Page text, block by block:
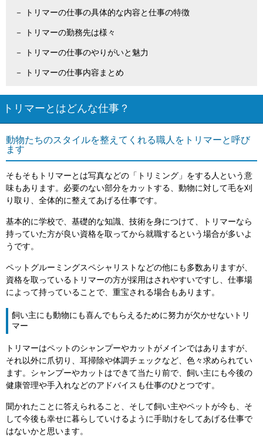
トリマーの仕事の具体的な内容と仕事の特徴
トリマーの勤務先は様々
トリマーの仕事のやりがいと魅力
トリマーの仕事内容まとめ
トリマーとはどんな仕事？
動物たちのスタイルを整えてくれる職人をトリマーと呼び
ます
そもそもトリマーとは写真などの「トリミング」をする人という意
味もあります。必要のない部分をカットする、動物に対して毛を刈
り取り、全体的に整えてあげる仕事です。
基本的に学校で、基礎的な知識、技術を身につけて、トリマーなら
持っていた方が良い資格を取ってから就職するという場合が多いよ
うです。
ペットグルーミングスペシャリストなどの他にも多数ありますが、
資格を取っているトリマーの方が採用はされやすいですし、仕事場
によって持っていることで、重宝される場合もあります。
飼い主にも動物にも喜んでもらえるために努力が欠かせないトリ
マー
トリマーはペットのシャンプーやカットがメインではありますが、
それ以外に爪切り、耳掃除や体調チェックなど、色々求められてい
ます。シャンプーやカットはできて当たり前で、飼い主にも今後の
健康管理や手入れなどのアドバイスも仕事のひとつです。
聞かれたことに答えられること、そして飼い主やペットが今も、そ
して今後も幸せに暮らしていけるように手助けをしてあげる仕事で
はないかと思います。